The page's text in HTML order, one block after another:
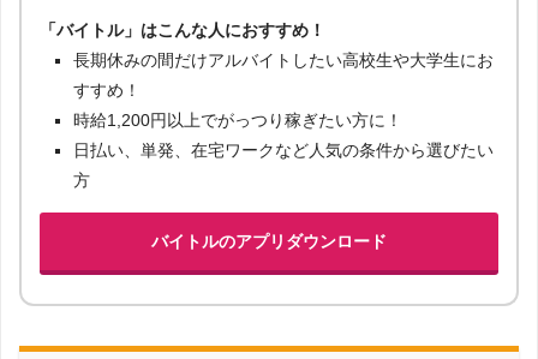
「バイトル」はこんな人におすすめ！
長期休みの間だけアルバイトしたい高校生や大学生にお
すすめ！
時給1,200円以上でがっつり稼ぎたい方に！
日払い、単発、在宅ワークなど人気の条件から選びたい
方
バイトルのアプリダウンロード